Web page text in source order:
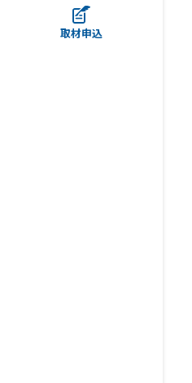
取材申込